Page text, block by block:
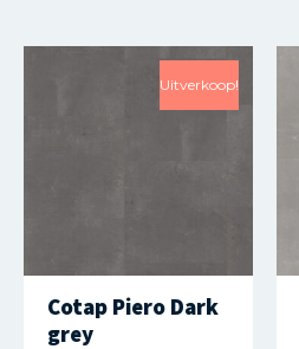
Uitverkoop!
Cotap Piero Dark
grey